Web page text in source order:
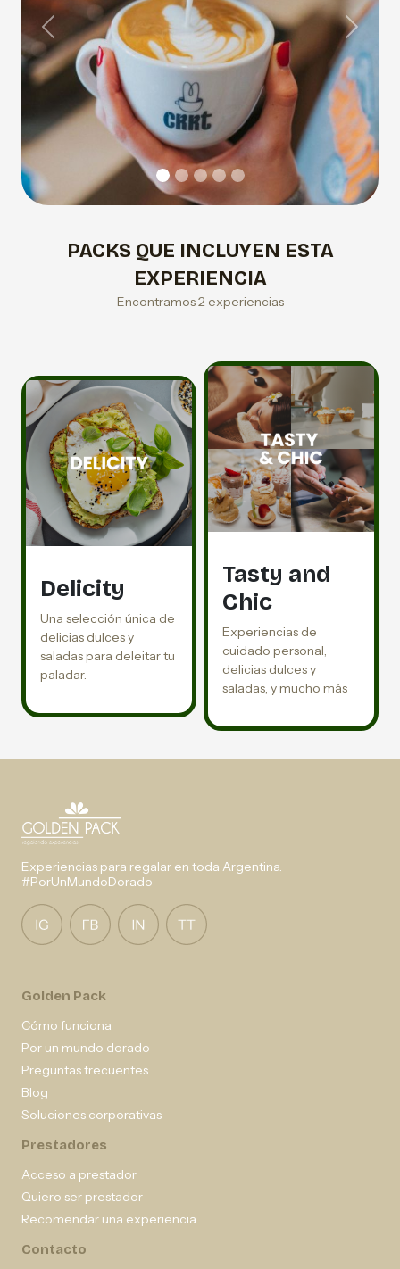
Previous Next
PACKS QUE INCLUYEN ESTA
EXPERIENCIA
Encontramos 2 experiencias
Delicity
Una selección única de
delicias dulces y
saladas para deleitar tu
paladar.
Tasty and
Chic
Experiencias de
cuidado personal,
delicias dulces y
saladas, y mucho más
Experiencias para regalar en toda Argentina.
#PorUnMundoDorado
Golden Pack
Cómo funciona
Por un mundo dorado
Preguntas frecuentes
Blog
Soluciones corporativas
Prestadores
Acceso a prestador
Quiero ser prestador
Recomendar una experiencia
Contacto